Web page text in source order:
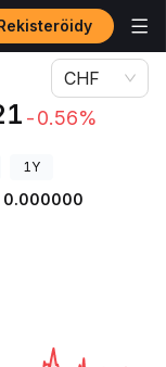
-0.56%
CHF
1Y
0.000000